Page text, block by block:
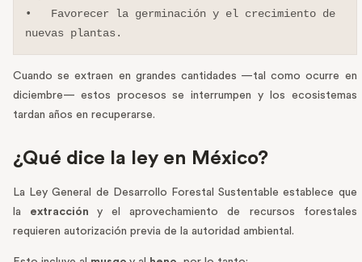
•   Favorecer la germinación y el crecimiento de
nuevas plantas.
Cuando se extraen en grandes cantidades —tal como ocurre en
diciembre— estos procesos se interrumpen y los ecosistemas
tardan años en recuperarse.
¿Qué dice la ley en México?
La Ley General de Desarrollo Forestal Sustentable establece que
la extraccióny el aprovechamiento de recursos forestales
requieren autorización previa de la autoridad ambiental.